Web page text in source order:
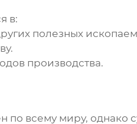
в:
полезных
производства.
по всему миру, однако